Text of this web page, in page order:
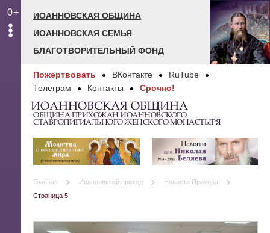
0+
ИОАННОВСКАЯ ОБЩИНА
ИОАННОВСКАЯ СЕМЬЯ
БЛАГОТВОРИТЕЛЬНЫЙ ФОНД
Пожертвовать ВКонтакте
RuTube
Телеграм
Контакты Срочно!
ИОАННОВСКАЯ ОБЩИНА
ОБЩИНА ПРИХОЖАН ИОАННОВСКОГО
СТАВРОПИГИАЛЬНОГО ЖЕНСКОГО МОНАСТЫРЯ
Главная Иоанновский приход
Новости Прихода
Страница 5